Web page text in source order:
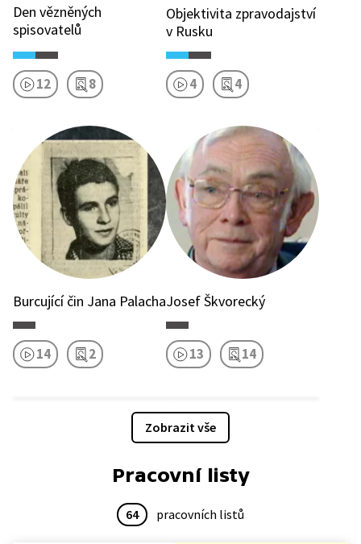
Den vězněných
spisovatelů
12 8
Objektivita zpravodajství
v Rusku
4 4
Burcující čin Jana Palacha
14 2
Josef Škvorecký
13 14
Zobrazit vše
Pracovní listy
64 pracovních listů